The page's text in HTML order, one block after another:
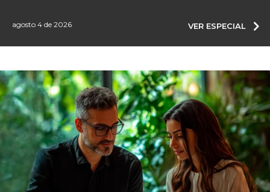
agosto 4 de 2026 VER ESPECIAL